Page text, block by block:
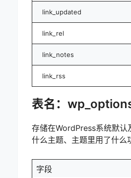
link_updated
link_rel
link_notes
link_rss
表名：
存储在WordPress系统默认
什么主题、主题里用了什么
字段